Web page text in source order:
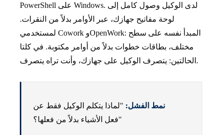
PowerShell على Windows. لدى الوكيل وصول كامل إلى
لوحة مفاتيح جهازك، عبر الأوامر بدلاً من النقرات.
لمستخدمي Cowork وOpenWork: المبدأ نفسه على سطح
مختلف، بطاقات خطوات بدلاً من أوامر مكتوبة. في كلتا
الحالتين: يتصرف الوكيل على جهازك، وأنت تراه يتصرف.
نمط الفشل: "لماذا يتكلم الوكيل فقط عن
فعل الأشياء بدلاً من فعلها؟"